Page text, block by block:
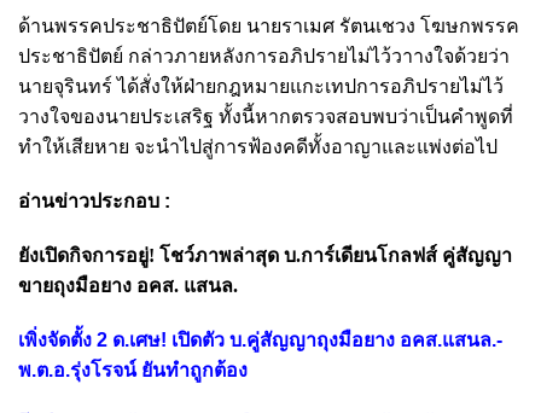
ด้านพรรคประชาธิปัตย์โดย นายราเมศ รัตนเชวง โฆษกพรรค
ประชาธิปัตย์ กล่าวภายหลังการอภิปรายไม่ไว้วาางใจด้วยว่า
นายจุรินทร์ ได้สั่งให้ฝ่ายกฎหมายแกะเทปการอภิปรายไม่ไว้
วางใจของนายประเสริฐ ทั้งนี้หากตรวจสอบพบว่าเป็นคำพูดที่
ทำให้เสียหาย จะนำไปสู่การฟ้องคดีทั้งอาญาและแพ่งต่อไป
อ่านข่าวประกอบ :
ยังเปิดกิจการอยู่! โชว์ภาพล่าสุด บ.การ์เดียนโกลฟส์ คู่สัญญา
ขายถุงมือยาง อคส. แสนล.
เพิ่งจัดตั้ง 2 ด.เศษ! เปิดตัว บ.คู่สัญญาถุงมือยาง อคส.แสนล.-
พ.ต.อ.รุ่งโรจน์ ยันทำถูกต้อง